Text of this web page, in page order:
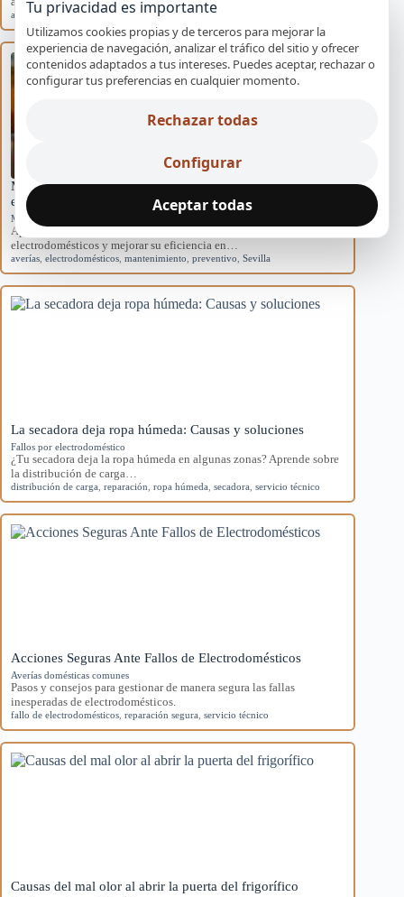
aire acondicionado,causas ,eficiencia,mantenimiento
Mantenimiento básico para evitar averías en
electrodomésticos
Mantenimiento preventivo
Aprende rutinas de mantenimiento para prevenir averías en tus
electrodomésticos y mejorar su eficiencia en…
averías electrodomésticos mantenimiento preventivo Sevilla
La secadora deja ropa húmeda: Causas y soluciones
Fallos por electrodoméstico
¿Tu secadora deja la ropa húmeda en algunas zonas? Aprende sobre
la distribución de carga…
distribución de carga reparación ropa húmeda secadora servicio técnico
Acciones Seguras Ante Fallos de Electrodomésticos
Averías domésticas comunes
Pasos y consejos para gestionar de manera segura las fallas
inesperadas de electrodomésticos.
fallo de electrodomésticos reparación segura servicio técnico
Causas del mal olor al abrir la puerta del frigorífico
Tu privacidad es importante
Utilizamos cookies propias y de terceros para mejorar la
experiencia de navegación, analizar el tráfico del sitio y ofrecer
contenidos adaptados a tus intereses. Puedes aceptar, rechazar o
configurar tus preferencias en cualquier momento.
Rechazar todas
Configurar
Aceptar todas